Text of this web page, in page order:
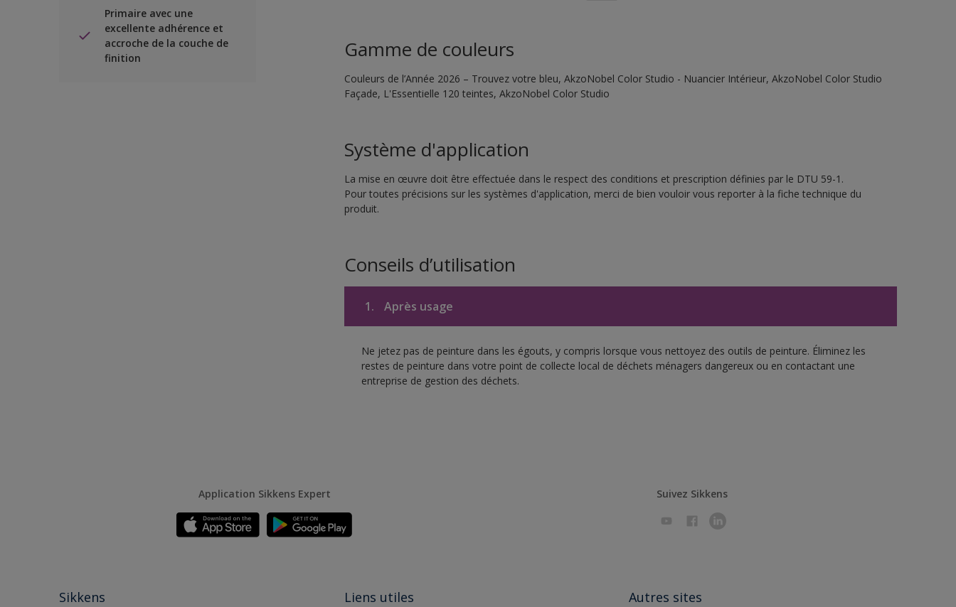
Primaire avec une
excellente adhérence et
accroche de la couche de
finition
Gamme de couleurs
Couleurs de l’Année 2026 – Trouvez votre bleu, AkzoNobel Color Studio - Nuancier Intérieur, AkzoNobel Color Studio
Façade, L'Essentielle 120 teintes, AkzoNobel Color Studio
Système d'application
La mise en œuvre doit être effectuée dans le respect des conditions et prescription définies par le DTU 59-1.
Pour toutes précisions sur les systèmes d'application, merci de bien vouloir vous reporter à la fiche technique du
produit.
Conseils d’utilisation
1. Après usage
Ne jetez pas de peinture dans les égouts, y compris lorsque vous nettoyez des outils de peinture. Éliminez les
restes de peinture dans votre point de collecte local de déchets ménagers dangereux ou en contactant une
entreprise de gestion des déchets.
Application Sikkens Expert Suivez Sikkens
Sikkens Liens utiles Autres sites